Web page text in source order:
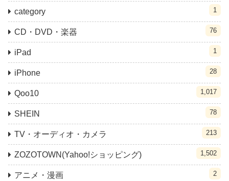
category 1
CD・DVD・楽器 76
iPad 1
iPhone 28
Qoo10 1,017
SHEIN 78
TV・オーディオ・カメラ 213
ZOZOTOWN(Yahoo!ショッピング) 1,502
アニメ・漫画 2